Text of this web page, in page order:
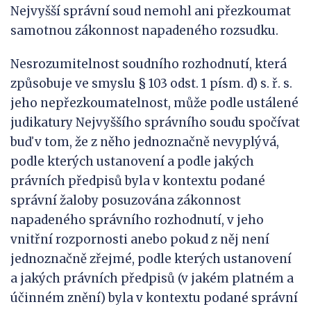
Nejvyšší správní soud nemohl ani přezkoumat
samotnou zákonnost napadeného rozsudku.
Nesrozumitelnost soudního rozhodnutí, která
způsobuje ve smyslu § 103 odst. 1 písm. d) s. ř. s.
jeho nepřezkoumatelnost, může podle ustálené
judikatury Nejvyššího správního soudu spočívat
buď v tom, že z něho jednoznačně nevyplývá,
podle kterých ustanovení a podle jakých
právních předpisů byla v kontextu podané
správní žaloby posuzována zákonnost
napadeného správního rozhodnutí, v jeho
vnitřní rozpornosti anebo pokud z něj není
jednoznačně zřejmé, podle kterých ustanovení
a jakých právních předpisů (v jakém platném a
účinném znění) byla v kontextu podané správní